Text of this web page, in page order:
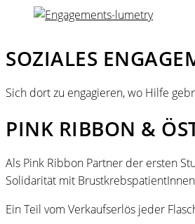
SOZIALES
Sich dort zu engagieren, wo Hilfe
PINK RIBBON &
Als Pink Ribbon Partner der ersten
Solidarität mit
Ein Teil vom Verkaufserlös jeder